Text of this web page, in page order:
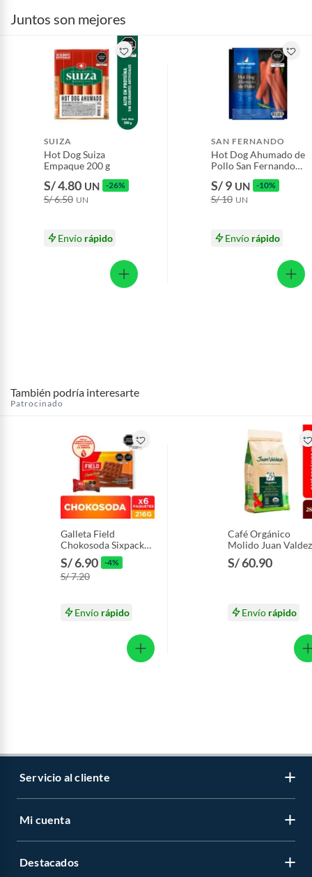
Juntos son mejores
SUIZA
Hot Dog Suiza
Empaque 200 g
S/ 4.80 UN -26%
S/ 6.50 UN
Envío rápido
SAN FERNANDO
Hot Dog Ahumado de
Pollo San Fernando
Empaque 440 g
S/ 9 UN -10%
S/ 10 UN
Envío rápido
También podría interesarte
Patrocinado
Galleta Field
Chokosoda Sixpack
216 g
S/ 6.90 -4%
S/ 7.20
Envío rápido
Café Orgánico
Molido Juan Valdez
Empaque 283 g
S/ 60.90
Envío rápido
Servicio al cliente
Libro de reclamaciones
Mi cuenta
Regístrate
Destacados